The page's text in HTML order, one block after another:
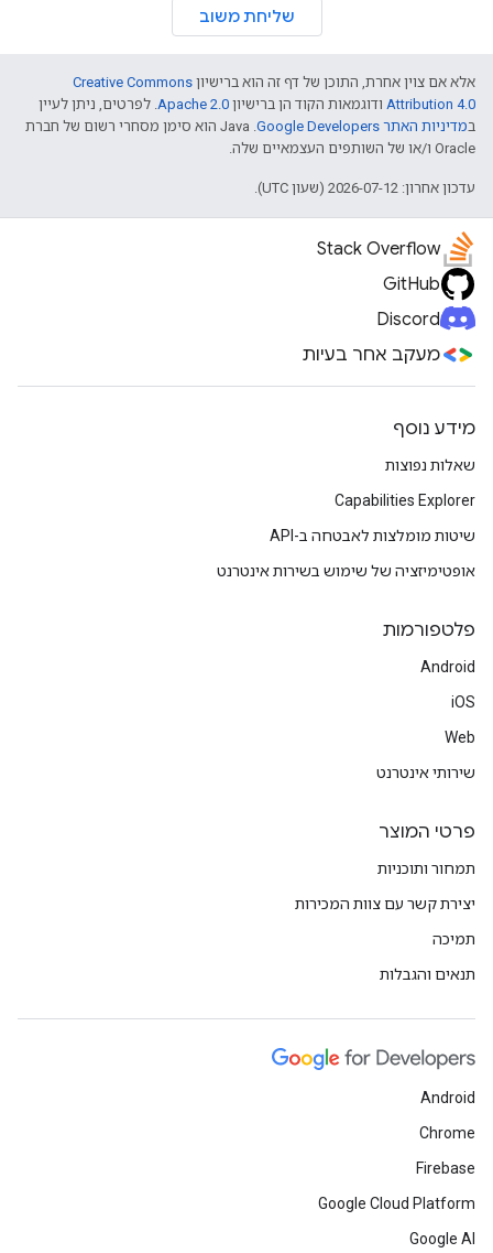
שליחת משוב
אלא אם צוין אחרת, התוכן של דף זה הוא ברישיון Creative Commons
Attribution 4.0 ודוגמאות הקוד הן ברישיון Apache 2.0. לפרטים, ניתן לעיין
במדיניות האתר Google Developers‏
.‏ Java הוא סימן מסחרי רשום של חברת
Oracle ו/או של השותפים העצמאיים שלה.
עדכון אחרון: 2026-07-12 (שעון UTC).
Stack Overflow
GitHub
Discord
מעקב אחר בעיות
מידע נוסף
שאלות נפוצות
Capabilities Explorer
שיטות מומלצות לאבטחה ב-API
אופטימיזציה של שימוש בשירות אינטרנט
פלטפורמות
Android
iOS
Web
שירותי אינטרנט
פרטי המוצר
תמחור ותוכניות
יצירת קשר עם צוות המכירות
תמיכה
תנאים והגבלות
Android
Chrome
Firebase
Google Cloud Platform
Google AI